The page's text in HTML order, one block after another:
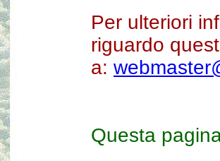
Per ulteriori
riguardo
a:
Questa